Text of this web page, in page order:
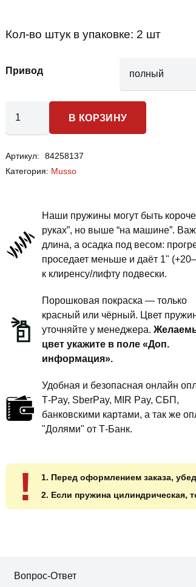
Кол-во штук в упаковке: 2 шт
Привод
Musso
-
подвески
силовой
В КОРЗИНУ
Артикул:
84258137
Категория: Musso
Наши пружины могут быть короче
руках”, но выше “на машине”.
длина, а осадка под весом:
проседает меньше и даёт 1"
к клиренсу/лифту подвески.
Порошковая покраска — только
красный или чёрный. Цвет
уточняйте у менеджера.
цвет укажите в поле «Доп.
информация».
Удобная и безопасная онлайн
T‑Pay, SberPay, MIR Pay, СБП,
банковскими картами, а так же
"Долями" от Т-Банк.
!
1. Перед оформлением заказа,
2. Если пружина цилиндрическая,
Вопрос-Ответ